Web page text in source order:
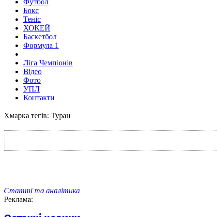
Футбол
Бокс
Теніс
ХОКЕЙ
Баскетбол
Формула 1
Ліга Чемпіонів
Відео
Фото
УПЛ
Контакти
Хмарка тегів: Туран
Статті та аналітика
Реклама: